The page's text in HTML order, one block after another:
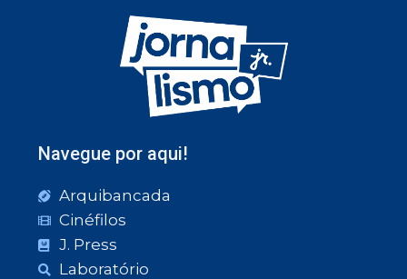
Navegue por aqui!
Arquibancada
Cinéfilos
J. Press
Laboratório